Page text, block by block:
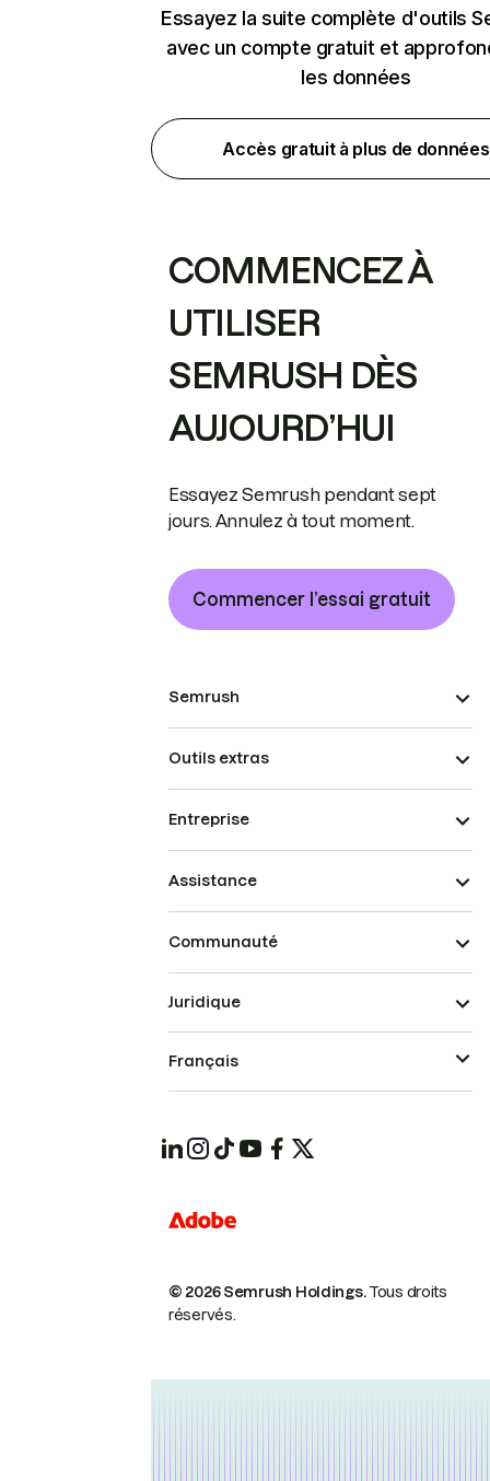
Essayez la suite complète d'outils
avec un compte gratuit et
les données
Accès gratuit à plus de données
COMMENCEZ À
UTILISER
SEMRUSH DÈS
AUJOURD’HUI
Essayez Semrush pendant sept
jours. Annulez à tout moment.
Commencer l’essai gratuit
Semrush
Outils extras
Entreprise
Assistance
Communauté
© 2026 Semrush Holdings.Tous droits
réservés.
Juridique
Français